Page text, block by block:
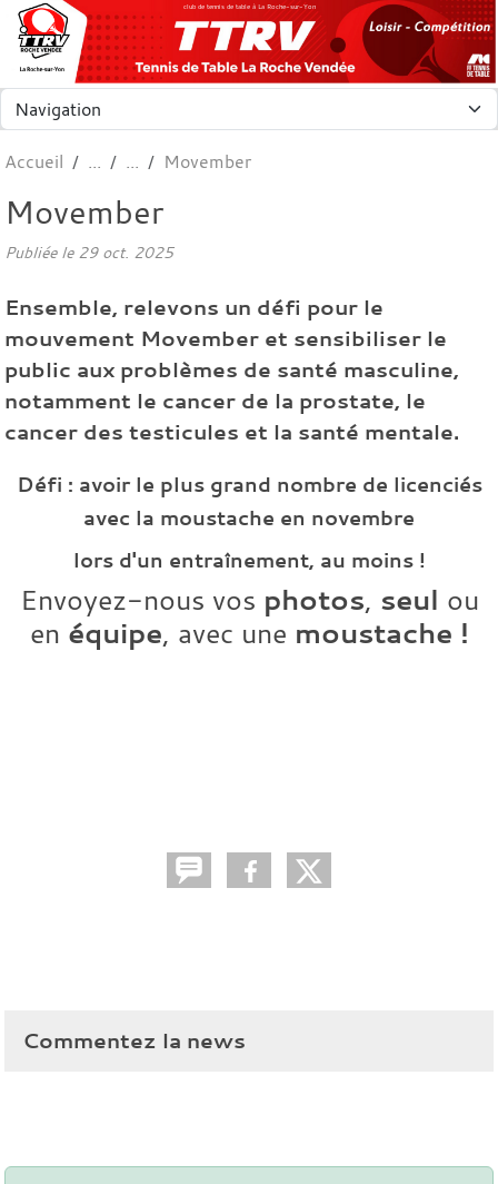
club de tennis de table à La Roche-sur-Yon
Accueil Movember
Movember
Publiée le 29 oct. 2025
Ensemble, relevons un défi pour le
mouvement Movember et sensibiliser le
public aux problèmes de santé masculine,
notamment le cancer de la prostate, le
cancer des testicules et la santé mentale.
Défi : avoir le plus grand nombre de licenciés
avec la moustache en novembre
lors d'un entraînement, au moins !
Envoyez-nous vos photos, seul ou
en équipe, avec une moustache !
Commentez la news
Panneau de gestion des cookies